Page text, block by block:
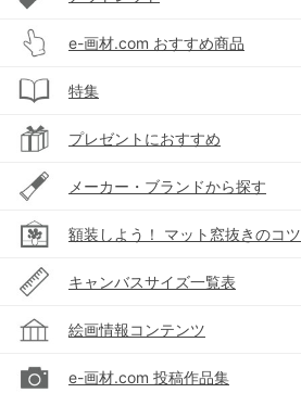
e-画材.com おすすめ商品
特集
プレゼントにおすすめ
メーカー・ブランドから探す
額装しよう！ マット窓抜きのコツ
キャンバスサイズ一覧表
絵画情報コンテンツ
e-画材.com 投稿作品集